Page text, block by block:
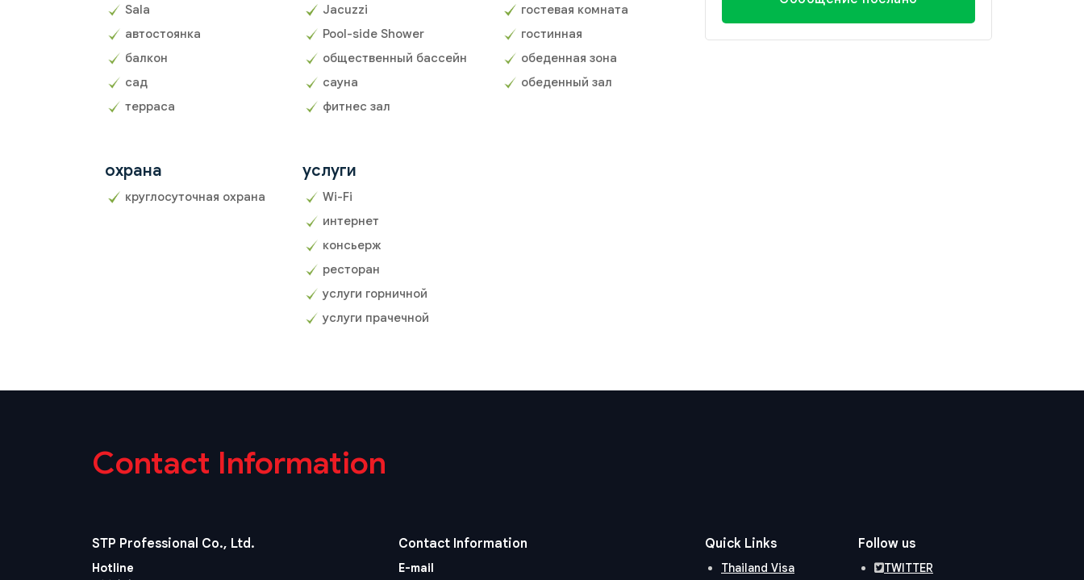
Sala
автостоянка
балкон
сад
терраса
Jacuzzi
Pool-side Shower
общественный бассейн
сауна
фитнес зал
гостевая комната
гостинная
обеденная зона
обеденный зал
охрана
круглосуточная охрана
услуги
Wi-Fi
интернет
консьерж
ресторан
услуги горничной
услуги прачечной
Contact Information
STP Professional Co., Ltd.
Hotline
Contact Information
E-mail
Quick Links
Thailand Visa
Follow us
TWITTER